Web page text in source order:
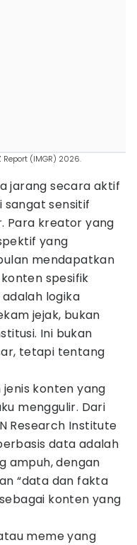
(IMGR) 2026.
jarang secara aktif
sensitif
Para kreator yang
yang
mendapatkan
spesifik
logika
jejak, bukan
Ini bukan
tetapi tentang
konten yang
menggulir. Dari
Research Institute
data adalah
ampuh, dengan
“data dan fakta
konten yang
meme yang